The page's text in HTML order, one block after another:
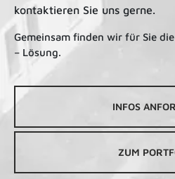
kontaktieren Sie uns gerne.
Gemeinsam finden wir für Sie
– Lösung.
INFOS
ZUM